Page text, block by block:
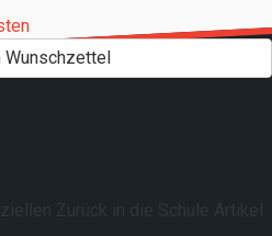
Wunschzettel